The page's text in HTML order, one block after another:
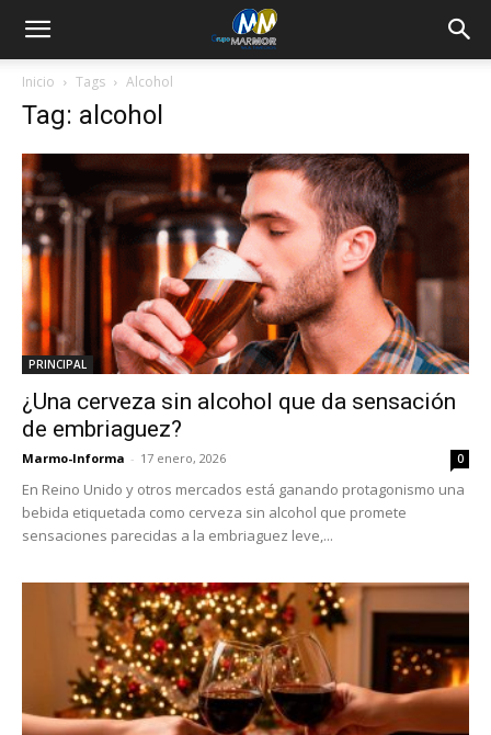
Inicio Tags Alcohol
Tag: alcohol
PRINCIPAL
¿Una cerveza sin alcohol que da sensación
de embriaguez?
Marmo-Informa - 17 enero, 2026 0
En Reino Unido y otros mercados está ganando protagonismo una
bebida etiquetada como cerveza sin alcohol que promete
sensaciones parecidas a la embriaguez leve,...